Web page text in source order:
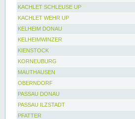
KACHLET SCHLEUSE UP
KACHLET WEHR UP
KELHEIM DONAU
KELHEIMWINZER
KIENSTOCK
KORNEUBURG
MAUTHAUSEN
OBERNDORF
PASSAU DONAU
PASSAU ILZSTADT
PFATTER